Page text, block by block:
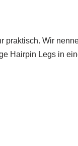
praktisch. Wir
Hairpin Legs in